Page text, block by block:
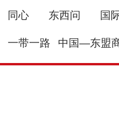
同心 东西问 国
一带一路 中国—东盟